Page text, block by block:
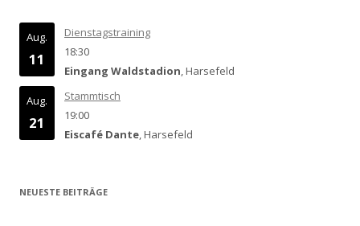
Aug.
11
Dienstagstraining
18:30
Eingang Waldstadion, Harsefeld
Aug.
21
Stammtisch
19:00
Eiscafé Dante, Harsefeld
NEUESTE BEITRÄGE